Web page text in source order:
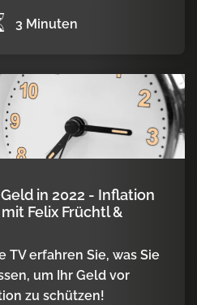
3 Minuten
in 2022 - Inflation
Felix Früchtl &
TV erfahren Sie, was Sie
um Ihr Geld vor
zu schützen!